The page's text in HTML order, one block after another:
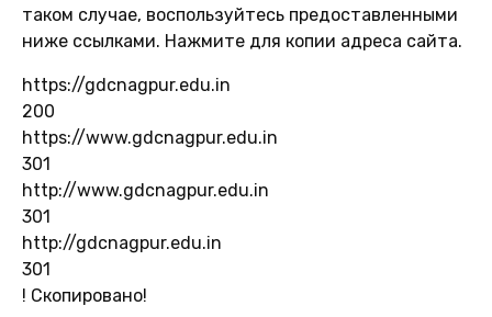
таком случае, воспользуйтесь предоставленными
ниже ссылками. Нажмите для копии адреса сайта.
https://gdcnagpur.edu.in
200
https://www.gdcnagpur.edu.in
301
http://www.gdcnagpur.edu.in
301
http://gdcnagpur.edu.in
301
! Скопировано!